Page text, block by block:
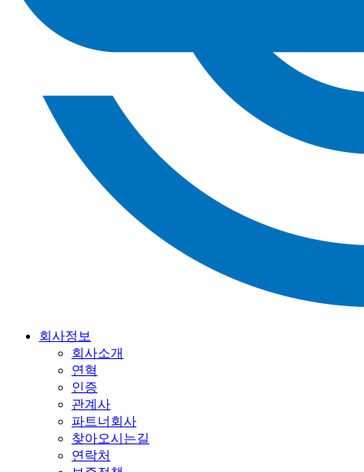
회사정보
회사소개
연혁
인증
관계사
파트너회사
찾아오시는길
연락처